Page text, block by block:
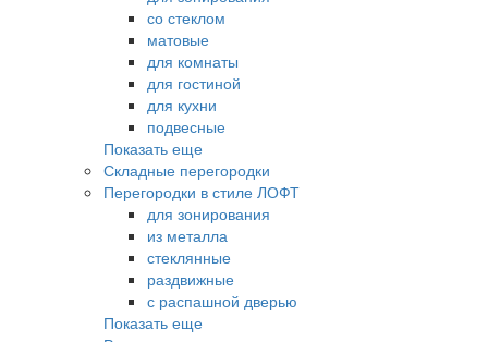
со стеклом
матовые
для комнаты
для гостиной
для кухни
подвесные
Показать еще
Складные перегородки
Перегородки в стиле ЛОФТ
для зонирования
из металла
стеклянные
раздвижные
с распашной дверью
Показать еще